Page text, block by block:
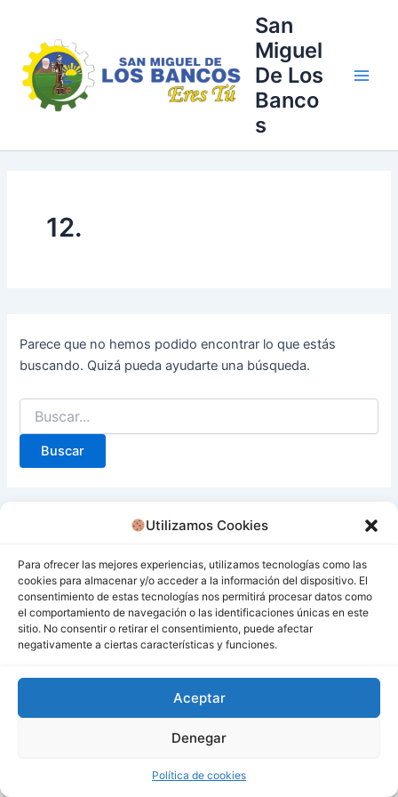
Utilizamos Cookies
Para ofrecer las mejores experiencias, utilizamos tecnologías como las
cookies para almacenar y/o acceder a la información del dispositivo. El
consentimiento de estas tecnologías nos permitirá procesar datos como
el comportamiento de navegación o las identificaciones únicas en este
sitio. No consentir o retirar el consentimiento, puede afectar
negativamente a ciertas características y funciones.
Aceptar
Denegar
Política de cookies
contenido
San
Miguel
De Los
Banco
s
12.
Parece que no hemos podido encontrar lo que estás
buscando. Quizá pueda ayudarte una búsqueda.
Todos los derechos © 2026 San Miguel De Los Bancos |